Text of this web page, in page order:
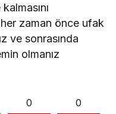
zaman önce ufak
ve sonrasında
olmanız
0 0